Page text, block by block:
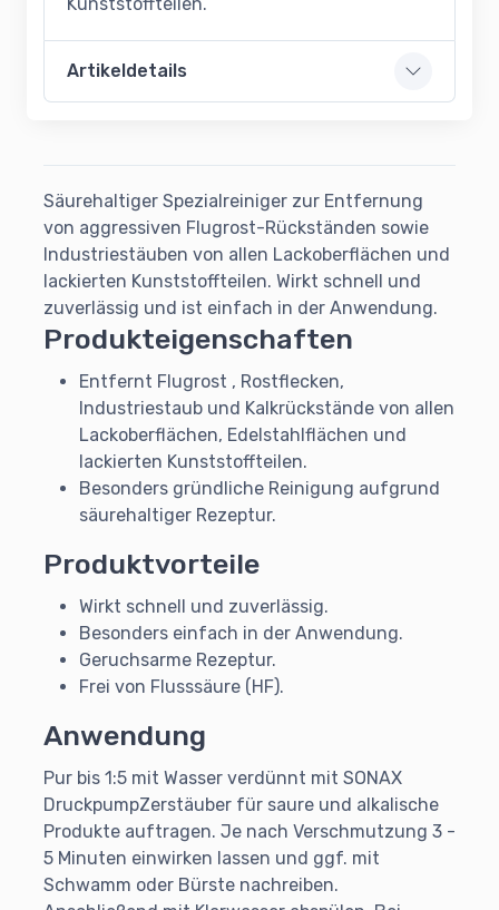
Kunststoffteilen.
Artikeldetails
Säurehaltiger Spezialreiniger zur Entfernung
von aggressiven Flugrost-Rückständen sowie
Industriestäuben von allen Lackoberflächen und
lackierten Kunststoffteilen. Wirkt schnell und
zuverlässig und ist einfach in der Anwendung.
Produkteigenschaften
Entfernt Flugrost , Rostflecken,
Industriestaub und Kalkrückstände von allen
Lackoberflächen, Edelstahlflächen und
lackierten Kunststoffteilen.
Besonders gründliche Reinigung aufgrund
säurehaltiger Rezeptur.
Produktvorteile
Wirkt schnell und zuverlässig.
Besonders einfach in der Anwendung.
Geruchsarme Rezeptur.
Frei von Flusssäure (HF).
Anwendung
Pur bis 1:5 mit Wasser verdünnt mit SONAX
DruckpumpZerstäuber für saure und alkalische
Produkte auftragen. Je nach Verschmutzung 3 -
5 Minuten einwirken lassen und ggf. mit
Schwamm oder Bürste nachreiben.